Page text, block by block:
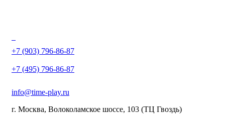
+7 (903) 796-86-87
+7 (495) 796-86-87
info@time-play.ru
г. Москва, Волоколамское шоссе, 103 (ТЦ Гвоздь)